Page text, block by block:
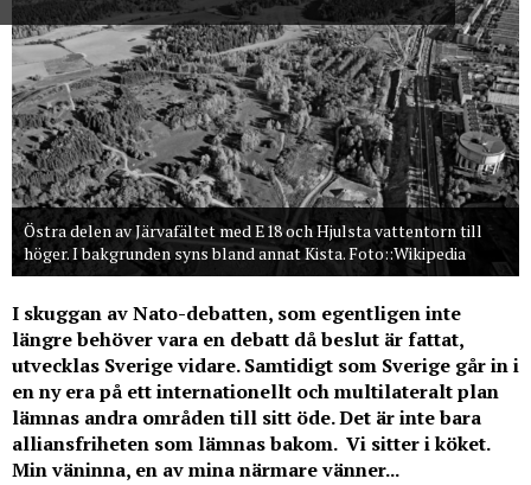
Östra delen av Järvafältet med E18 och Hjulsta vattentorn till
höger. I bakgrunden syns bland annat Kista. Foto::Wikipedia
I skuggan av Nato-debatten, som egentligen inte
längre behöver vara en debatt då beslut är fattat,
utvecklas Sverige vidare. Samtidigt som Sverige går in i
en ny era på ett internationellt och multilateralt plan
lämnas andra områden till sitt öde. Det är inte bara
alliansfriheten som lämnas bakom. Vi sitter i köket.
Min väninna, en av mina närmare vänner...